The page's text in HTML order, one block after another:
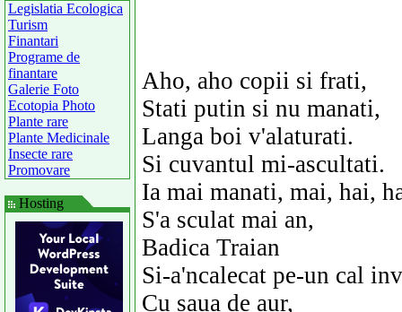
Legislatia Ecologica
Turism
Finantari
Programe de
finantare
Galerie Foto
Ecotopia Photo
Plante rare
Plante Medicinale
Insecte rare
Promovare
Hosting
Aho, aho copii si frati,
Stati putin si nu manati,
Langa boi v'alaturati.
Si cuvantul mi-ascultati.
Ia mai manati, mai, hai,
S'a sculat mai an,
Badica Traian
Si-a'ncalecat pe-un cal
Cu saua de aur,